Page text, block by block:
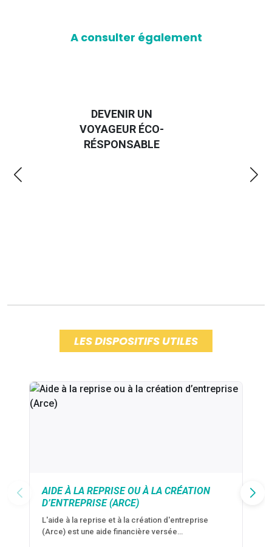
A consulter également
GUIDE DES
EMMERDES 2025
LES DISPOSITIFS UTILES
AIDE À LA REPRISE OU À LA CRÉATION
D’ENTREPRISE (ARCE)
L'aide à la reprise et à la création d'entreprise
(Arce) est une aide financière versée…